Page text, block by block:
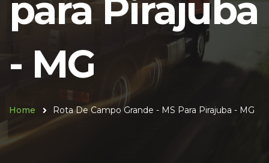
para Pirajuba
- MG
Home Rota De Campo Grande - MS Para Pirajuba - MG